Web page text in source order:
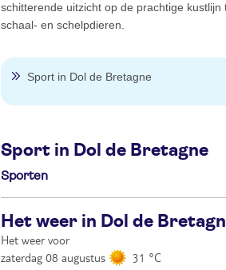
schitterende uitzicht op de prachtige
schaal- en schelpdieren.
Sport in Dol de Bretagne
Sport in Dol de Bretagne
Sporten
Het weer in Dol de
Het weer voor
zaterdag 08 augustus
31 °C